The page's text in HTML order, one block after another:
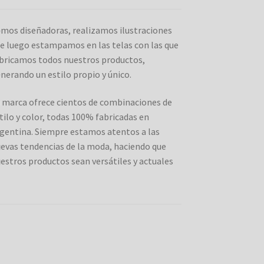
diseñadoras, realizamos ilustraciones
luego estampamos en las telas con las que
todos nuestros productos,
un estilo propio y único.
marca ofrece cientos de combinaciones de
y color, todas 100% fabricadas en
Siempre estamos atentos a las
tendencias de la moda, haciendo que
productos sean versátiles y actuales